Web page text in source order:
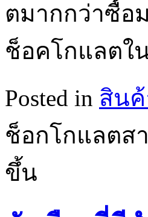
ตมากกว่าซื้อ
ช็อคโกแลต
Posted in สินค้
ช็อกโกแลตส
ขึ้น